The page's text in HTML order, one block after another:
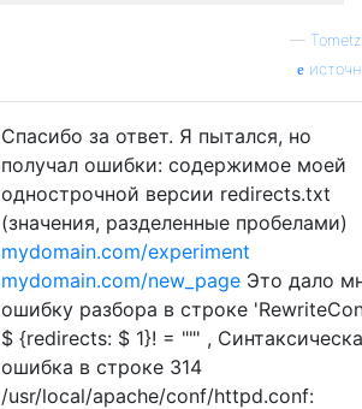
—
Спасибо за ответ. Я пытался, но
получал ошибки: содержимое моей
однострочной версии redirects.txt
(значения, разделенные пробелами)
mydomain.com/experiment
mydomain.com/new_page Это дало
ошибку разбора в строке
$ {redirects: $ 1}! = ""' ,
ошибка в строке 314
/usr/local/apache/conf/httpd.conf: